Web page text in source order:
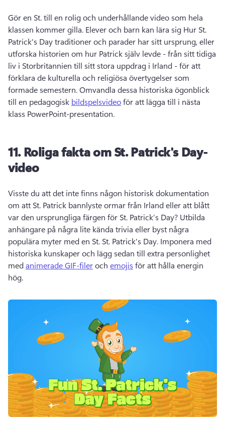
Gör en St. till en rolig och underhållande video som hela
klassen kommer gilla.
Patrick's Day traditioner och parader har sitt ursprung, eller
utforska historien om hur Patrick själv levde - från sitt tidiga
liv i Storbritannien till sitt stora uppdrag i Irland - för att
förklara de kulturella och religiösa övertygelser som
formade semestern. Omvandla dessa historiska ögonblick
till en pedagogisk bildspelsvideo för att lägga till i nästa
klass PowerPoint-presentation.
11.Roliga fakta omSt. Patrick's Day-
video
Visste du att det inte finns någon historisk dokumentation
om att St. Patrick bannlyste ormar från Irland eller att blått
var den ursprungliga färgen för St. Patrick’s Day? Utbilda
anhängare på några lite kända trivia eller byst några
populära myter med en St. St. Patrick's Day. Imponera med
historiska kunskaper och lägg sedan till extra personlighet
med animerade GIF-filer och emojis för att hålla energin
hög.